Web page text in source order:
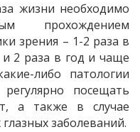
жизни необходимо
прохождением
зрения – 1-2 раза в
и 2 раза в год и чаще
либо патологии
посещать
а также в случае
заболеваний.